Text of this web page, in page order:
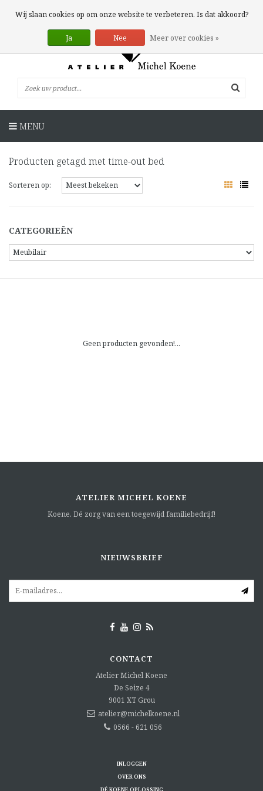
0 Artikelen
MENU
Producten getagd met time-out bed
Sorteren op:
CATEGORIEËN
Geen producten gevonden!...
ATELIER MICHEL KOENE
Koene. Dé zorg van een toegewijd familiebedrijf!
NIEUWSBRIEF
CONTACT
Atelier Michel Koene
De Seize 4
9001 XT Grou
atelier@michelkoene.nl
0566 - 621 056
INLOGGEN
OVER ONS
DÉ KOENE OPLOSSING
Wij slaan cookies op om onze website te verbeteren. Is dat akkoord?
Ja Nee Meer over cookies »